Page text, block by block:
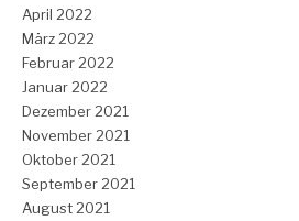
April 2022
März 2022
Februar 2022
Januar 2022
Dezember 2021
November 2021
Oktober 2021
September 2021
August 2021